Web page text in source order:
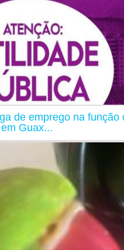
de emprego na função
Guax...